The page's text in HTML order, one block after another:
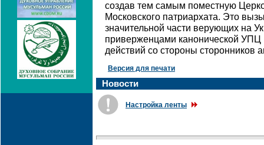
создав тем самым поместную
Московского патриархата. Это
значительной части верующих на
приверженцами канонической
действий со стороны сторонников
Версия для печати
Новости
Настройка ленты